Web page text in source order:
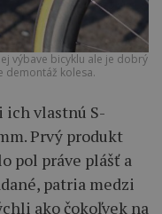
výbave bicyklu ale je dobrý
demontáž kolesa.
ich vlastnú S-
Prvý produkt
pol práve plášť a
patria medzi
ako čokoľvek na